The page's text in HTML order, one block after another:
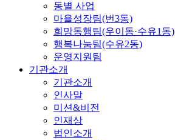
동별 사업
마을성장팀(번3동)
희망동행팀(우이동·수유1동)
행복나눔팀(수유2동)
운영지원팀
기관소개
기관소개
인사말
미션&비전
인재상
법인소개